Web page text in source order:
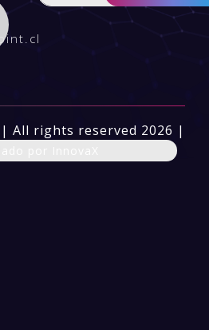
All rights reserved 2026 |